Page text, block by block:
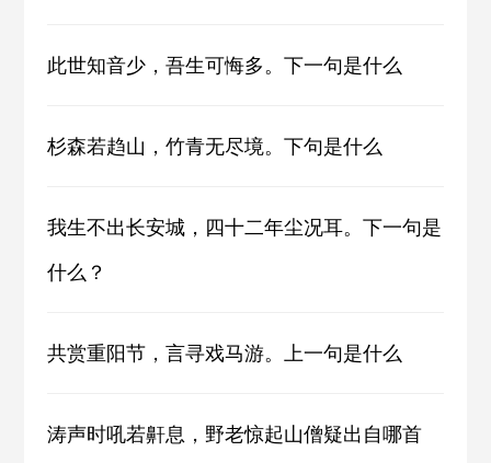
此世知音少，吾生可悔多。下一句是什么
杉森若趋山，竹青无尽境。下句是什么
我生不出长安城，四十二年尘况耳。下一句是
什么？
共赏重阳节，言寻戏马游。上一句是什么
涛声时吼若鼾息，野老惊起山僧疑出自哪首